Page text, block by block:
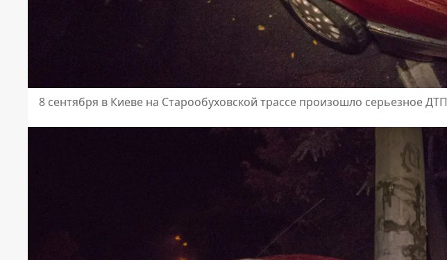
8 сентября в Киеве на Старообуховской трассе произошло серьезное ДТП